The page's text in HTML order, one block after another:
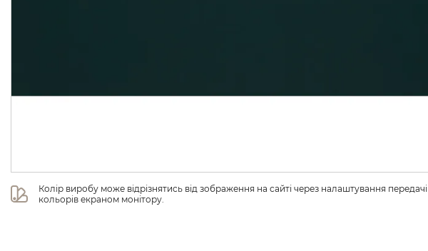
Колір виробу може відрізнятись від зображення на сайті через налаштування передачі
кольорів екраном монітору.